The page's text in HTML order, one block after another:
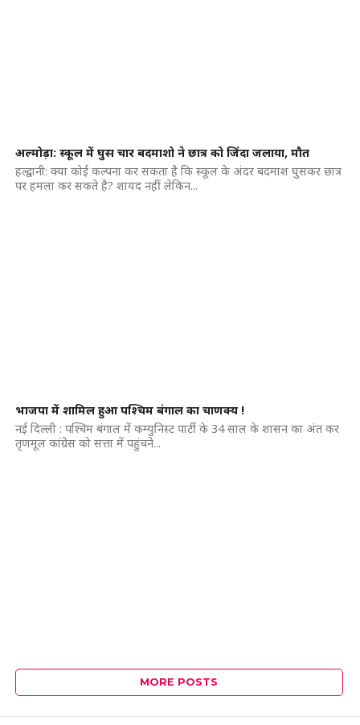
अल्मोड़ा: स्कूल में घुस चार बदमाशो ने छात्र को जिंदा जलाया, मौत
हल्द्वानी: क्या कोई कल्पना कर सकता है कि स्कूल के अंदर बदमाश घुसकर छात्र
पर हमला कर सकते है? शायद नहीं लेकिन...
भाजपा में शामिल हुआ पश्चिम बंगाल का चाणक्य !
नई दिल्ली : पश्चिम बंगाल में कम्युनिस्ट पार्टी के 34 साल के शासन का अंत कर
तृणमूल कांग्रेस को सत्ता में पहुंचने...
MORE POSTS